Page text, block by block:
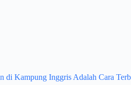
di Kampung Inggris Adalah Cara